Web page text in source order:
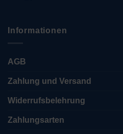
Informationen
AGB
Zahlung und Versand
Widerrufsbelehrung
Zahlungsarten